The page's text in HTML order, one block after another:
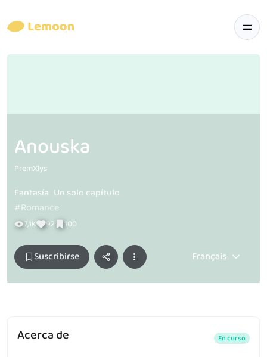
Anouska
PremXlys
Fantasía Un solo capítulo
#Romance
7,1K 92 100
Suscribirse Français
Acerca de En curso